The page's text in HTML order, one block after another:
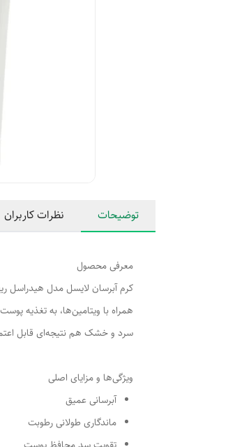
توضیحات نظرات کاربران
معرفی محصول
کرم آبرسان لایسل مدل
همراه با ویتامین‌ها، به تغذیه
سرد و خشک هم نتیجه‌ای قابل
ویژگی‌ها و مزایای اصلی
آبرسانی عمیق
ماندگاری طولانی رطوبت